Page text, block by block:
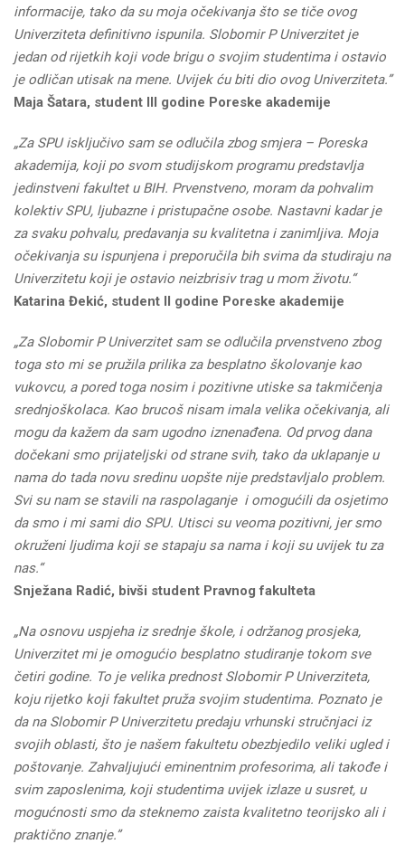
informacije, tako da su moja očekivanja što se tiče ovog
Univerziteta definitivno ispunila. Slobomir P Univerzitet je
jedan od rijetkih koji vode brigu o svojim studentima i ostavio
je odličan utisak na mene. Uvijek ću biti dio ovog Univerziteta.”
Maja Šatara, student III godine Poreske akademije
„Za SPU isključivo sam se odlučila zbog smjera – Poreska
akademija, koji po svom studijskom programu predstavlja
jedinstveni fakultet u BIH. Prvenstveno, moram da pohvalim
kolektiv SPU, ljubazne i pristupačne osobe. Nastavni kadar je
za svaku pohvalu, predavanja su kvalitetna i zanimljiva. Moja
očekivanja su ispunjena i preporučila bih svima da studiraju na
Univerzitetu koji je ostavio neizbrisiv trag u mom životu.“
Katarina Đekić, student II godine Poreske akademije
„Za Slobomir P Univerzitet sam se odlučila prvenstveno zbog
toga sto mi se pružila prilika za besplatno školovanje kao
vukovcu, a pored toga nosim i pozitivne utiske sa takmičenja
srednjoškolaca. Kao brucoš nisam imala velika očekivanja, ali
mogu da kažem da sam ugodno iznenađena. Od prvog dana
dočekani smo prijateljski od strane svih, tako da uklapanje u
nama do tada novu sredinu uopšte nije predstavljalo problem.
Svi su nam se stavili na raspolaganje i omogućili da osjetimo
da smo i mi sami dio SPU. Utisci su veoma pozitivni, jer smo
okruženi ljudima koji se stapaju sa nama i koji su uvijek tu za
nas.“
Snježana Radić, bivši student Pravnog fakulteta
„Na osnovu uspjeha iz srednje škole, i održanog prosjeka,
Univerzitet mi je omogućio besplatno studiranje tokom sve
četiri godine. To je velika prednost Slobomir P Univerziteta,
koju rijetko koji fakultet pruža svojim studentima. Poznato je
da na Slobomir P Univerzitetu predaju vrhunski stručnjaci iz
svojih oblasti, što je našem fakultetu obezbjedilo veliki ugled i
poštovanje. Zahvaljujući eminentnim profesorima, ali takođe i
svim zaposlenima, koji studentima uvijek izlaze u susret, u
mogućnosti smo da steknemo zaista kvalitetno teorijsko ali i
praktično znanje.”